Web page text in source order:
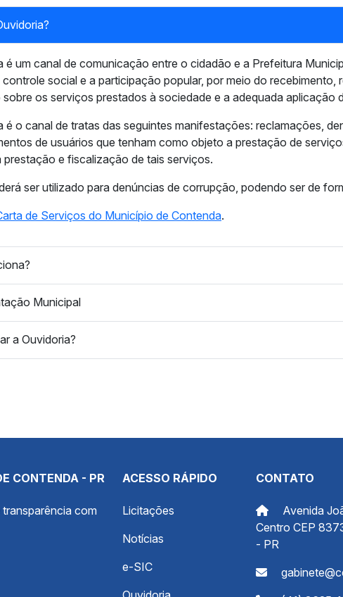
é um canal de comunicação entre o cidadão e a Prefeitura
social e a participação popular, por meio do recebimento,
os serviços prestados à sociedade e a adequada aplicação
é o canal de tratas das seguintes manifestações: reclamações,
de usuários que tenham como objeto a prestação de
prestação e fiscalização de tais serviços.
ser utilizado para denúncias de corrupção, podendo ser de
de Serviços do Município de Contenda.
Municipal
a Ouvidoria?
CONTENDA - PR
com
ACESSO RÁPIDO
Licitações
Notícias
e-SIC
CONTATO
Avenida
Centro CEP
- PR